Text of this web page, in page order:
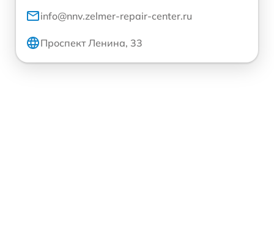
info@nnv.zelmer-repair-center.ru
Проспект Ленина, 33